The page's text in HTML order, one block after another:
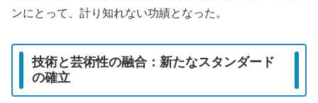
ンにとって、計り知れない功績となった。
技術と芸術性の融合：新たなスタンダード
の確立